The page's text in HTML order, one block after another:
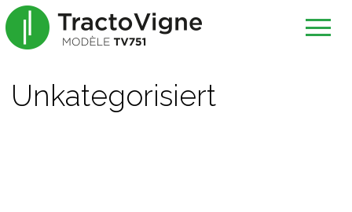
Unkategorisiert